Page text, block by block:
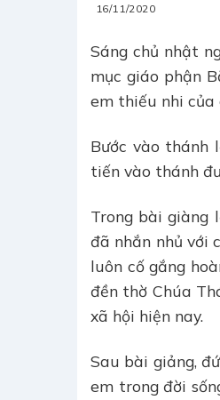
16/11/2020
Sáng chủ nhật
mục giáo phận
em thiếu nhi của
Bước vào thánh
tiến vào thánh
Trong bài giàng
đã nhắn nhủ với
luôn cố gắng
đền thờ Chúa
xã hội hiện nay.
Sau bài giảng,
em trong đời